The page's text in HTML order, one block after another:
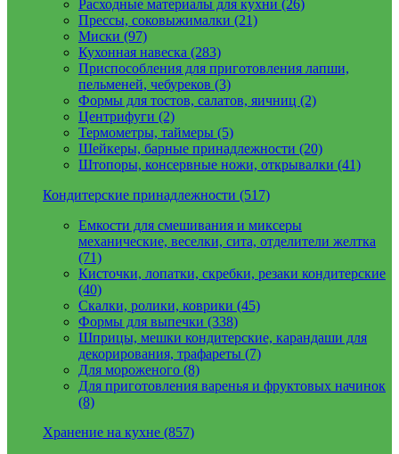
Расходные материалы для кухни (26)
Прессы, соковыжималки (21)
Миски (97)
Кухонная навеска (283)
Приспособления для приготовления лапши,
пельменей, чебуреков (3)
Формы для тостов, салатов, яичниц (2)
Центрифуги (2)
Термометры, таймеры (5)
Шейкеры, барные принадлежности (20)
Штопоры, консервные ножи, открывалки (41)
Кондитерские принадлежности (517)
Емкости для смешивания и миксеры
механические, веселки, сита, отделители желтка
(71)
Кисточки, лопатки, скребки, резаки кондитерские
(40)
Скалки, ролики, коврики (45)
Формы для выпечки (338)
Шприцы, мешки кондитерские, карандаши для
декорирования, трафареты (7)
Для мороженого (8)
Для приготовления варенья и фруктовых начинок
(8)
Хранение на кухне (857)